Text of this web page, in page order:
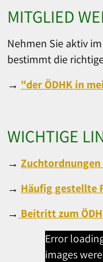
MITGLIED
Nehmen Sie aktiv
bestimmt die
→ "der ÖDHK in
WICHTIGE
→ Zuchtordnungen
→ Häufig gestellte
→ Beitritt zum
Error
images